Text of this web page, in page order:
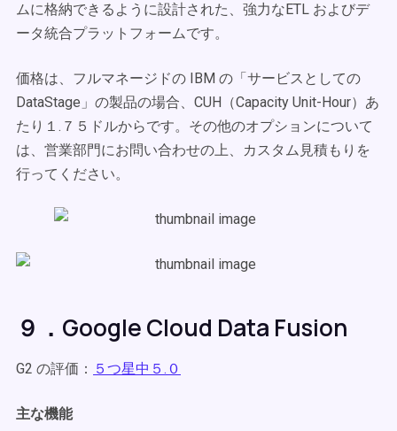
ムに格納できるように設計された、強力なETL およびデ
ータ統合プラットフォームです。
価格は、フルマネージドの IBM の「サービスとしての
DataStage」の製品の場合、CUH（Capacity Unit-Hour）あ
たり１.７５ドルからです。その他のオプションについて
は、営業部門にお問い合わせの上、カスタム見積もりを
行ってください。
９．Google Cloud Data Fusion
G2 の評価： ５つ星中５.０
主な機能